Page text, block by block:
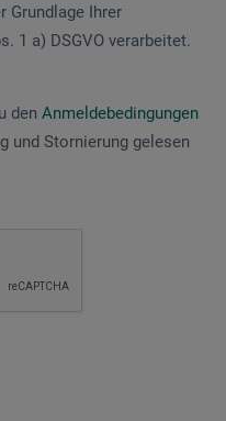
Grundlage Ihrer
1 a) DSGVO verarbeitet.
den Anmeldebedingungen
und Stornierung gelesen